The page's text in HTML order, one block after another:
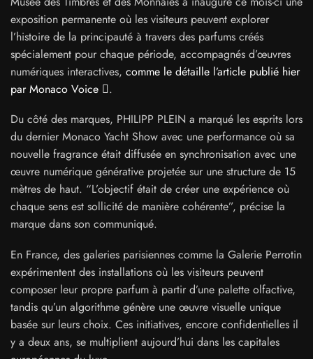
exposition permanente où les visiteurs peuvent explorer
l’histoire de la principauté à travers des parfums créés
spécialement pour chaque période, accompagnés d’œuvres
numériques interactives, comme le détaille l’article publié hier
par Monaco Voice
.
Du côté des marques, PHILIPP PLEIN a marqué les esprits lors
du dernier Monaco Yacht Show avec une performance où sa
nouvelle fragrance était diffusée en synchronisation avec une
œuvre numérique générative projetée sur une structure de 15
mètres de haut. “L’objectif était de créer une expérience où
chaque sens est sollicité de manière cohérente”, précise la
marque dans son communiqué.
En France, des galeries parisiennes comme la Galerie Perrotin
expérimentent des installations où les visiteurs peuvent
composer leur propre parfum à partir d’une palette olfactive,
tandis qu’un algorithme génère une œuvre visuelle unique
basée sur leurs choix. Ces initiatives, encore confidentielles il
y a deux ans, se multiplient aujourd’hui dans les capitales